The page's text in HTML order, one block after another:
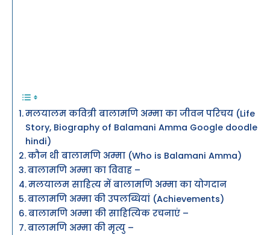
मलयालम कवित्री बालामणि अम्मा का जीवन परिचय (Life
Story, Biography of Balamani Amma Google doodle
hindi)
कौन थी बालामणि अम्मा (Who is Balamani Amma)
बालामणि अम्मा का विवाह –
मलयालम साहित्य में बालामणि अम्मा का योगदान
बालामणि अम्मा की उपलब्धियां (Achievements)
बालामणि अम्मा की साहित्यिक रचनाएं –
बालामणि अम्मा की मृत्यु –